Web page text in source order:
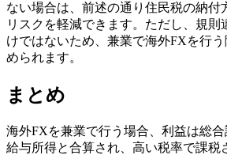
ない場合は、前述の通り住民税の納付
リスクを軽減できます。ただし、規則
けではないため、兼業で海外FXを行
められます。
まとめ
海外FXを兼業で行う場合、利益は総
給与所得と合算され、高い税率で課税